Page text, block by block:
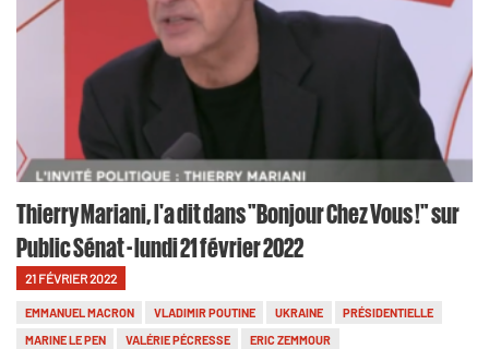
Thierry Mariani, l'a dit dans "Bonjour Chez Vous !" sur
Public Sénat - lundi 21 février 2022
21 FÉVRIER 2022
EMMANUEL MACRON VLADIMIR POUTINE UKRAINE
PRÉSIDENTIELLE
MARINE LE PEN
VALÉRIE PÉCRESSE
ERIC ZEMMOUR